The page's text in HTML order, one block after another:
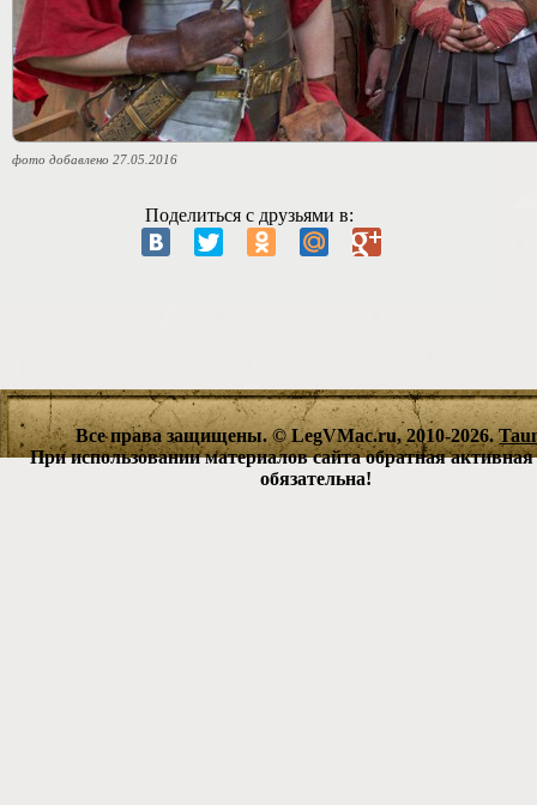
фото добавлено 27.05.2016
Поделиться с друзьями в:
Все права защищены. © LegVMac.ru, 2010-2026.
При использовании материалов сайта обратная
обязательна!